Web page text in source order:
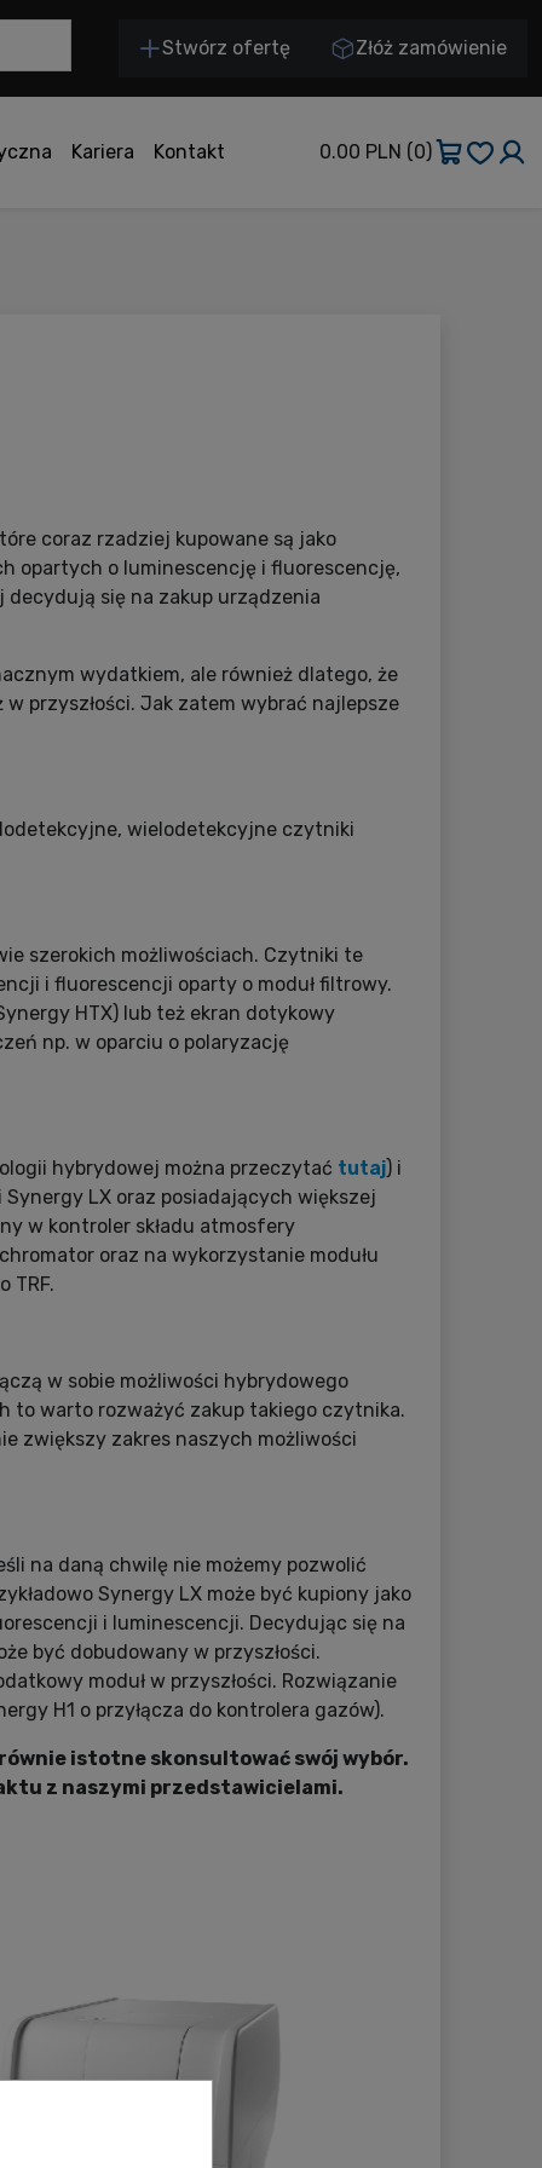
Stwórz ofertę Złóż zamówienie
Kariera Kontakt 0.00 PLN (0)
coraz rzadziej kupowane są jako
opartych o luminescencję i fluorescencję,
decydują się na zakup urządzenia
wydatkiem, ale również dlatego, że
przyszłości. Jak zatem wybrać najlepsze
wielodetekcyjne czytniki
szerokich możliwościach. Czytniki te
i fluorescencji oparty o moduł filtrowy.
HTX) lub też ekran dotykowy
np. w oparciu o polaryzację
hybrydowej można przeczytać tutaj) i
LX oraz posiadających większej
w kontroler składu atmosfery
oraz na wykorzystanie modułu
TRF.
w sobie możliwości hybrydowego
to warto rozważyć zakup takiego czytnika.
zwiększy zakres naszych możliwości
na daną chwilę nie możemy pozwolić
Synergy LX może być kupiony jako
i luminescencji. Decydując się na
być dobudowany w przyszłości.
moduł w przyszłości. Rozwiązanie
H1 o przyłącza do kontrolera gazów).
istotne skonsultować swój wybór.
z naszymi przedstawicielami.